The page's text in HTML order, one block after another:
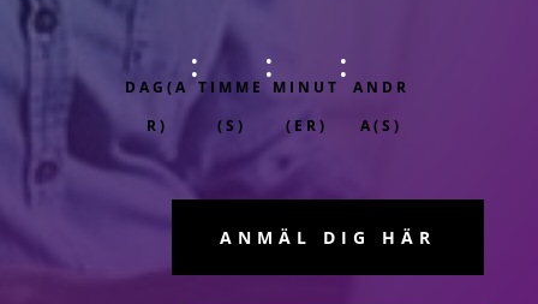
DAG(A
R)
:
TIMME
(S)
:
MINUT
(ER)
:
ANDR
A(S)
ANMÄL DIG HÄR